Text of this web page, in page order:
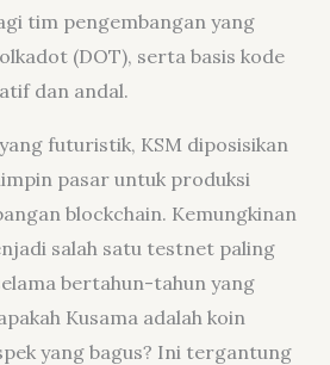
tim pengembangan yang
(DOT), serta basis kode
dan andal.
futuristik, KSM diposisikan
pasar untuk produksi
blockchain. Kemungkinan
salah satu testnet paling
bertahun-tahun yang
Kusama adalah koin
yang bagus? Ini tergantung